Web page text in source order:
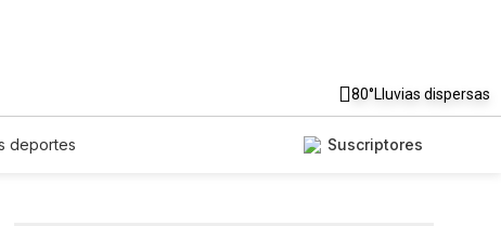
80°Lluvias dispersas
deportes Suscriptores